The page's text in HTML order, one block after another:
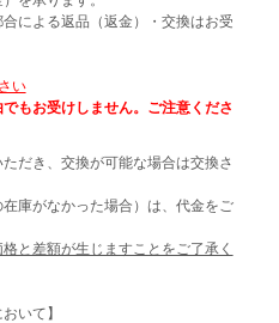
による返品（返金）・交換はお受
い
もお受けしません。ご注意くださ
だき、交換が可能な場合は交換さ
庫がなかった場合）は、代金をご
と差額が生じますことをご了承く
いて】